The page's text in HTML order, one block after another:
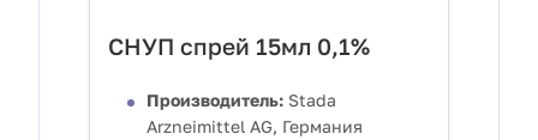
СНУП спрей 15мл 0,1%
Производитель: Stada
Arzneimittel AG, Германия